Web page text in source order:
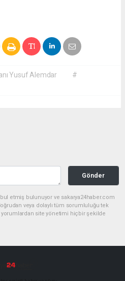
Yusuf Alemdar
#
Gönder
etmiş bulunuyor ve sakarya24haber.com
veya dolaylı tüm sorumluluğu tek
yorumlardan site yönetimi hiçbir şekilde